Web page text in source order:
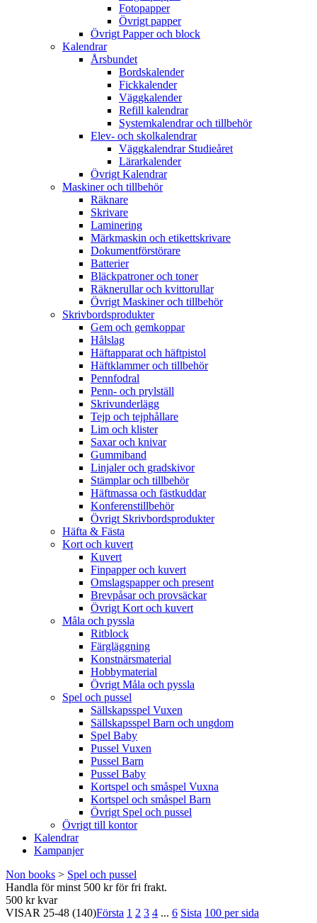
Fotopapper
Övrigt papper
Övrigt Papper och block
Kalendrar
Årsbundet
Bordskalender
Fickkalender
Väggkalender
Refill kalendrar
Systemkalendrar och tillbehör
Elev- och skolkalendrar
Väggkalendrar Studieåret
Lärarkalender
Övrigt Kalendrar
Maskiner och tillbehör
Räknare
Skrivare
Laminering
Märkmaskin och etikettskrivare
Dokumentförstörare
Batterier
Bläckpatroner och toner
Räknerullar och kvittorullar
Övrigt Maskiner och tillbehör
Skrivbordsprodukter
Gem och gemkoppar
Hålslag
Häftapparat och häftpistol
Häftklammer och tillbehör
Pennfodral
Penn- och prylställ
Skrivunderlägg
Tejp och tejphållare
Lim och klister
Saxar och knivar
Gummiband
Linjaler och gradskivor
Stämplar och tillbehör
Häftmassa och fästkuddar
Konferenstillbehör
Övrigt Skrivbordsprodukter
Häfta & Fästa
Kort och kuvert
Kuvert
Finpapper och kuvert
Omslagspapper och present
Brevpåsar och provsäckar
Övrigt Kort och kuvert
Måla och pyssla
Ritblock
Färgläggning
Konstnärsmaterial
Hobbymaterial
Övrigt Måla och pyssla
Spel och pussel
Sällskapsspel Vuxen
Sällskapsspel Barn och ungdom
Spel Baby
Pussel Vuxen
Pussel Barn
Pussel Baby
Kortspel och småspel Vuxna
Kortspel och småspel Barn
Övrigt Spel och pussel
Övrigt till kontor
Kalendrar
Kampanjer
Non books > Spel och pussel
Handla för minst 500 kr för fri frakt.
500 kr kvar
VISAR 25-48 (140)Första 1 2 3 4 ... 6 Sista 100 per sida